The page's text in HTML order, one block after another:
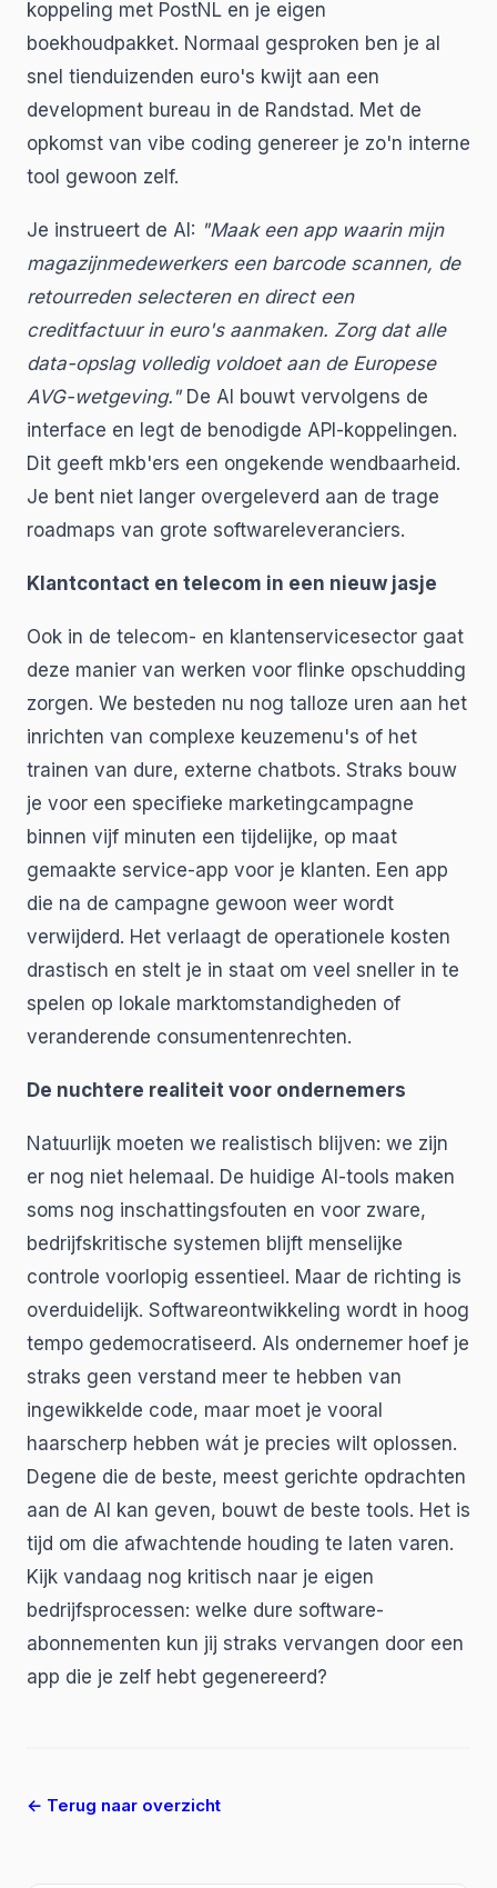
koppeling met PostNL en je eigen
boekhoudpakket. Normaal gesproken ben je al
snel tienduizenden euro's kwijt aan een
development bureau in de Randstad. Met de
opkomst van vibe coding genereer je zo'n interne
tool gewoon zelf.
Je instrueert de AI: "Maak een app waarin mijn
magazijnmedewerkers een barcode scannen, de
retourreden selecteren en direct een
creditfactuur in euro's aanmaken. Zorg dat alle
data-opslag volledig voldoet aan de Europese
AVG-wetgeving."De AI bouwt vervolgens de
interface en legt de benodigde API-koppelingen.
Dit geeft mkb'ers een ongekende wendbaarheid.
Je bent niet langer overgeleverd aan de trage
roadmaps van grote softwareleveranciers.
Klantcontact en telecom in een nieuw jasje
Ook in de telecom- en klantenservicesector gaat
deze manier van werken voor flinke opschudding
zorgen. We besteden nu nog talloze uren aan het
inrichten van complexe keuzemenu's of het
trainen van dure, externe chatbots. Straks bouw
je voor een specifieke marketingcampagne
binnen vijf minuten een tijdelijke, op maat
gemaakte service-app voor je klanten. Een app
die na de campagne gewoon weer wordt
verwijderd. Het verlaagt de operationele kosten
drastisch en stelt je in staat om veel sneller in te
spelen op lokale marktomstandigheden of
veranderende consumentenrechten.
De nuchtere realiteit voor ondernemers
Natuurlijk moeten we realistisch blijven: we zijn
er nog niet helemaal. De huidige AI-tools maken
soms nog inschattingsfouten en voor zware,
bedrijfskritische systemen blijft menselijke
controle voorlopig essentieel. Maar de richting is
overduidelijk. Softwareontwikkeling wordt in hoog
tempo gedemocratiseerd. Als ondernemer hoef je
straks geen verstand meer te hebben van
ingewikkelde code, maar moet je vooral
haarscherp hebben wát je precies wilt oplossen.
Degene die de beste, meest gerichte opdrachten
aan de AI kan geven, bouwt de beste tools. Het is
tijd om die afwachtende houding te laten varen.
Kijk vandaag nog kritisch naar je eigen
bedrijfsprocessen: welke dure software-
abonnementen kun jij straks vervangen door een
app die je zelf hebt gegenereerd?
← Terug naar overzicht